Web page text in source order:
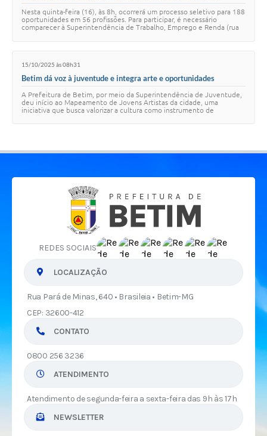
Nesta quinta-feira (16), às 8h, ocorrerá um processo seletivo para 188
oportunidades em 56 profissões. Para participar, é necessário
comparecer à Superintendência de Trabalho, Emprego e Renda (rua
15/10/2025 às 08h31
Betim dá voz à juventude e integra arte e oportunidades
A Prefeitura de Betim, por meio da Superintendência de Juventude,
deu início ao Mapeamento de Jovens Artistas da cidade, uma
iniciativa que busca valorizar a cultura como instrumento de
REDES SOCIAIS
LOCALIZAÇÃO
Rua Pará de Minas, 640 • Brasileia • Betim-MG
CEP: 32600-412
CONTATO
0800 256 3236
ATENDIMENTO
Atendimento de segunda-feira a sexta-feira das 9h às 17h
NEWSLETTER